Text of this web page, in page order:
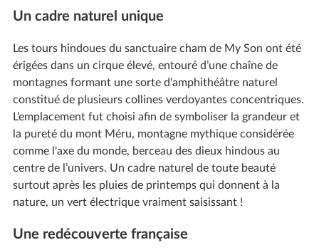
Un cadre naturel unique
Les tours hindoues du sanctuaire cham de My Son ont été
érigées dans un cirque élevé, entouré d’une chaîne de
montagnes formant une sorte d'amphithéâtre naturel
constitué de plusieurs collines verdoyantes concentriques.
L’emplacement fut choisi afin de symboliser la grandeur et
la pureté du mont Méru, montagne mythique considérée
comme l'axe du monde, berceau des dieux hindous au
centre de l’univers. Un cadre naturel de toute beauté
surtout après les pluies de printemps qui donnent à la
nature, un vert électrique vraiment saisissant !
Une redécouverte française